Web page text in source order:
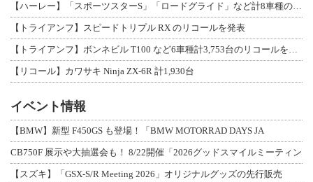
【ハーレー】「スポーツスターS」「ロードグライド」など計8車種のリコールを発表
【トライアンフ】スピードトリプル RX のリコールを発表
【トライアンフ】ボンネビル T100 など6車種計3,753台のリコールを発表
【リコール】カワサキ Ninja ZX-6R 計1,930台
イベント情報
【BMW】新型 F450GS も登場！「BMW MOTORRAD DAYS JA
CB750F 展示や大抽選会も！ 8/22開催「2026グッドスマイルミーティン
【スズキ】「GSX-S/R Meeting 2026」オリジナルグッズの先行販売